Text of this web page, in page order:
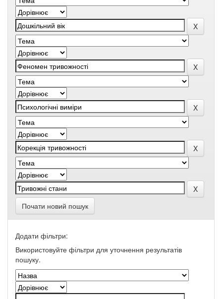
Почати новий пошук
Додати фільтри:
Використовуйте фільтри для уточнення результатів
пошуку.